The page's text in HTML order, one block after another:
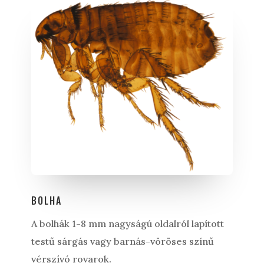
BOLHA
A bolhák 1-8 mm nagyságú oldalról lapított
testű sárgás vagy barnás-vöröses színű
vérszívó rovarok.